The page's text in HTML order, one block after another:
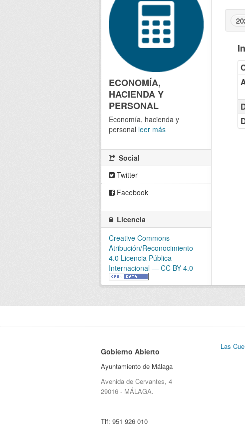
ECONOMÍA,
HACIENDA Y
PERSONAL
Economía, hacienda y
personal leer más
Social
Twitter
Facebook
Licencia
Creative Commons
Atribución/Reconocimiento
4.0 Licencia Pública
Internacional — CC BY 4.0
Gobierno Abierto
Ayuntamiento de Málaga
Avenida de Cervantes, 4
29016 - MÁLAGA.
Tlf: 951 926 010
Las